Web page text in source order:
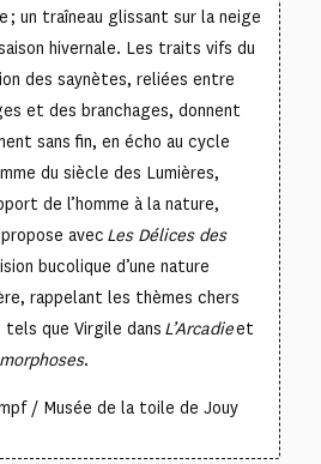
; un traîneau glissant sur la neige
hivernale. Les traits vifs du
des saynètes, reliées entre
et des branchages, donnent
sans fin, en écho au cycle
du siècle des Lumières,
de l’homme à la nature,
avec Les Délices des
bucolique d’une nature
rappelant les thèmes chers
que Virgile dans L’Arcadieet
.
/ Musée de la toile de Jouy